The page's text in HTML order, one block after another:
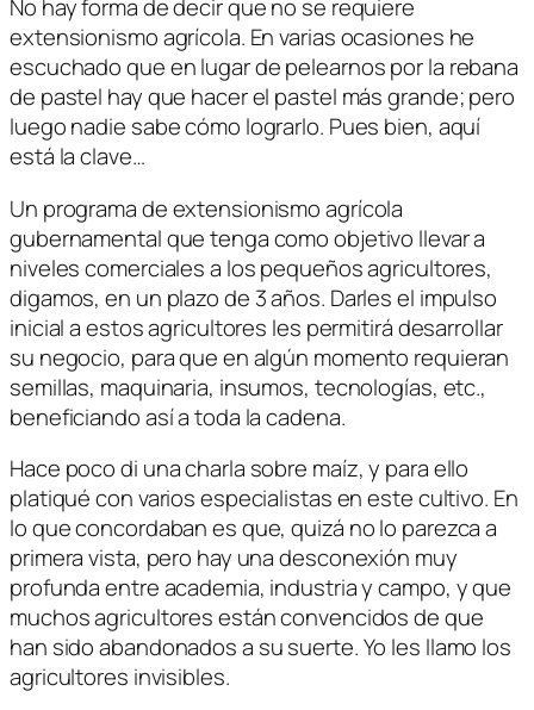
No hay forma de decir que no se requiere
extensionismo agrícola. En varias ocasiones he
escuchado que en lugar de pelearnos por la rebana
de pastel hay que hacer el pastel más grande; pero
luego nadie sabe cómo lograrlo. Pues bien, aquí
está la clave…
Un programa de extensionismo agrícola
gubernamental que tenga como objetivo llevar a
niveles comerciales a los pequeños agricultores,
digamos, en un plazo de 3 años. Darles el impulso
inicial a estos agricultores les permitirá desarrollar
su negocio, para que en algún momento requieran
semillas, maquinaria, insumos, tecnologías, etc.,
beneficiando así a toda la cadena.
Hace poco di una charla sobre maíz, y para ello
platiqué con varios especialistas en este cultivo. En
lo que concordaban es que, quizá no lo parezca a
primera vista, pero hay una desconexión muy
profunda entre academia, industria y campo, y que
muchos agricultores están convencidos de que
han sido abandonados a su suerte. Yo les llamo los
agricultores invisibles.